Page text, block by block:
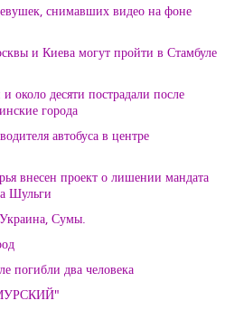
снимавших видео на фоне
и Киева могут пройти в Стамбуле
около десяти пострадали после
города
автобуса в центре
внесен проект о лишении мандата
Шульги
Сумы.
погибли два человека